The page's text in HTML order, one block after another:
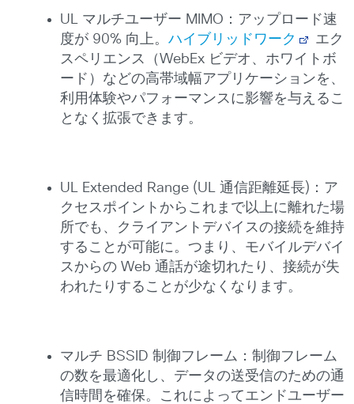
UL マルチユーザー MIMO：アップロード速
度が 90% 向上。 ハイブリッドワーク
エク
スペリエンス（WebEx ビデオ、ホワイトボ
ード）などの高帯域幅アプリケーションを、
利用体験やパフォーマンスに影響を与えるこ
となく拡張できます。
UL Extended Range (UL 通信距離延長)：ア
クセスポイントからこれまで以上に離れた場
所でも、クライアントデバイスの接続を維持
することが可能に。つまり、モバイルデバイ
スからの Web 通話が途切れたり、接続が失
われたりすることが少なくなります。
マルチ BSSID 制御フレーム：制御フレーム
の数を最適化し、データの送受信のための通
信時間を確保。これによってエンドユーザー